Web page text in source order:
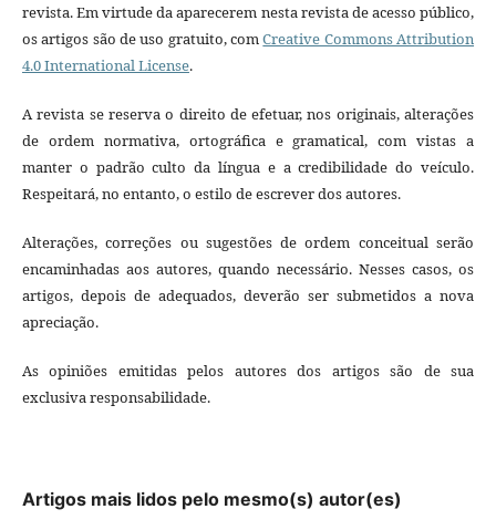
revista. Em virtude da aparecerem nesta revista de acesso público,
os artigos são de uso gratuito, comCreative Commons Attribution
4.0 International License.
A revista se reserva o direito de efetuar, nos originais, alterações
de ordem normativa, ortográfica e gramatical, com vistas a
manter o padrão culto da língua e a credibilidade do veículo.
Respeitará, no entanto, o estilo de escrever dos autores.
Alterações, correções ou sugestões de ordem conceitual serão
encaminhadas aos autores, quando necessário. Nesses casos, os
artigos, depois de adequados, deverão ser submetidos a nova
apreciação.
As opiniões emitidas pelos autores dos artigos são de sua
exclusiva responsabilidade.
Artigos mais lidos pelo mesmo(s) autor(es)